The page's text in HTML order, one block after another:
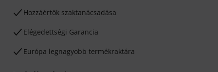
Hozzáértők szaktanácsadása
Elégedettségi Garancia
Európa legnagyobb termékraktára